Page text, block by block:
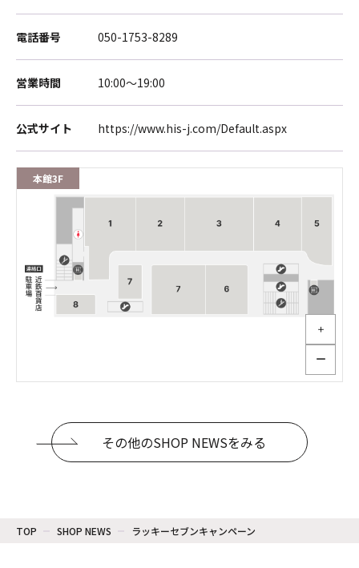
電話番号 050-1753-8289
営業時間 10:00～19:00
公式サイト https://www.his-j.com/Default.aspx
本館3F
＋
ー
その他のSHOP NEWSをみる
TOP SHOP NEWS ラッキーセブンキャンペーン